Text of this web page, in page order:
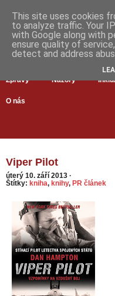
Zprávy Názory
O nás
Viper Pilot
úterý 10. září 2013 ·
Štítky: kniha, knihy, PR článek
This site uses cookies
to analyze traffic. Your
with Google along with
ensure quality of
detect and address